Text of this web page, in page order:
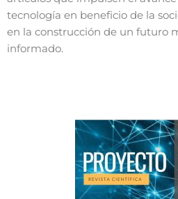
tecnología en beneficio de la
en la construcción de un futuro
informado.